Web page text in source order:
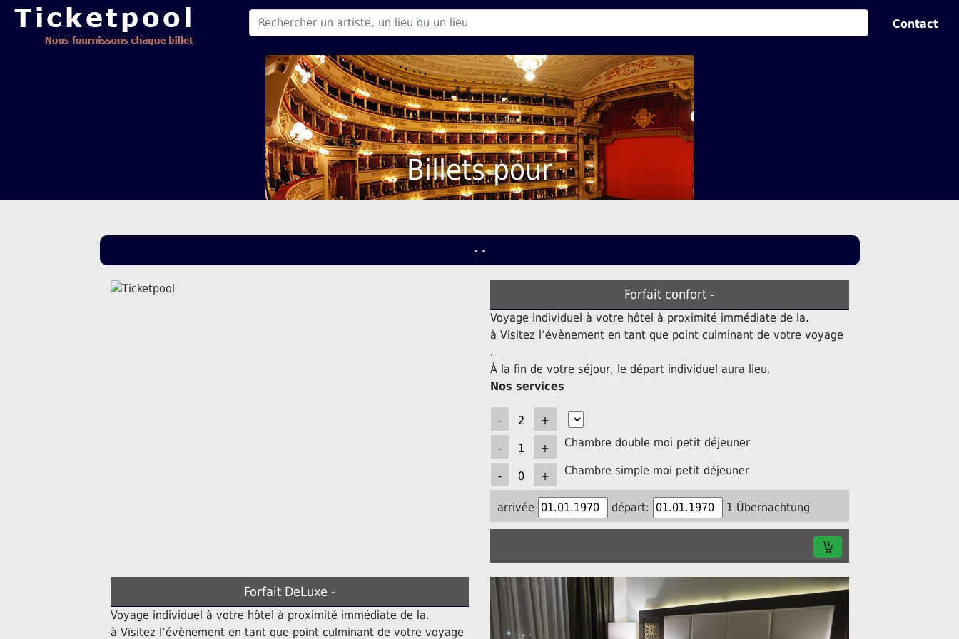
Contact
Billets pour
- -
Forfait confort -
Voyage individuel à votre hôtel à proximité immédiate de la.
à Visitez l’évènement en tant que point culminant de votre voyage
.
À la fin de votre séjour, le départ individuel aura lieu.
Nos services
Chambre double moi petit déjeuner
Chambre simple moi petit déjeuner
arrivée départ: 1 Übernachtung
Forfait DeLuxe -
Voyage individuel à votre hôtel à proximité immédiate de la.
à Visitez l’évènement en tant que point culminant de votre voyage